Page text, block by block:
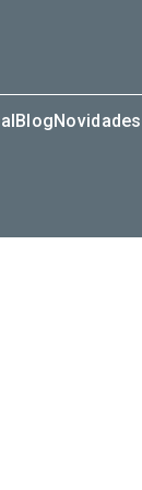
BlogNovidades